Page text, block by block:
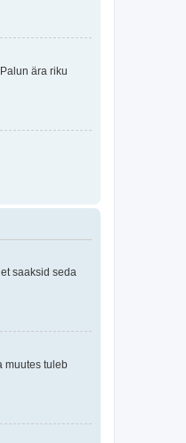
ära riku
saaksid seda
muutes tuleb